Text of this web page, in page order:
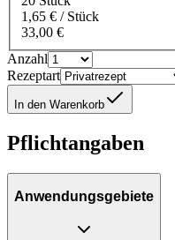
1,65 € / Stück
33,00 €
Anzahl
Rezeptart
In den Warenkorb
Pflichtangaben
Anwendungsgebiete